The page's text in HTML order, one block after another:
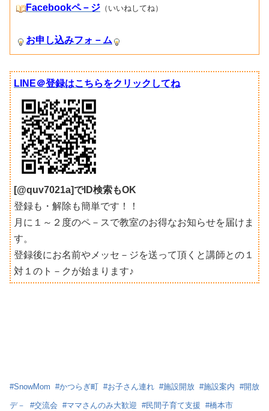
Facebookペ－ジ （いいねしてね）
お申し込みフォ－ム
LINE＠登録はこちらをクリックしてね
[@quv7021a]でID検索もOK
登録も・解除も簡単です！！
月に１～２度のペ－スで教室のお得なお知らせを届けま
す。
登録後にお名前やメッセ－ジを送って頂くと講師との１
対１のト－クが始まります♪
#SnowMom #かつらぎ町 #お子さん連れ #施設開放 #施設案内 #開放
デ－ #交流会 #ママさんのみ大歓迎 #民間子育て支援 #橋本市